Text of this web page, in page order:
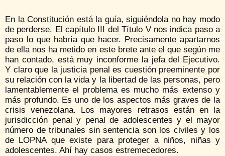
En la Constitución está la guía, siguiéndola no hay modo
de perderse. El capítulo III del Título V nos indica paso a
paso lo que habría que hacer. Precisamente apartarnos
de ella nos ha metido en este brete ante el que según me
han contado, está muy inconforme la jefa del Ejecutivo.
Y claro que la justicia penal es cuestión preeminente por
su relación con la vida y la libertad de las personas, pero
lamentablemente el problema es mucho más extenso y
más profundo. Es uno de los aspectos más graves de la
crisis venezolana. Los mayores retrasos están en la
jurisdicción penal y penal de adolescentes y el mayor
número de tribunales sin sentencia son los civiles y los
de LOPNA que existe para proteger a niños, niñas y
adolescentes. Ahí hay casos estremecedores.